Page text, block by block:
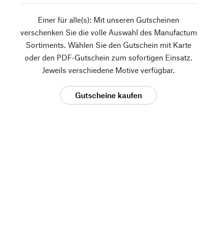
Einer für alle(s): Mit unseren Gutscheinen
verschenken Sie die volle Auswahl des Manufactum
Sortiments. Wählen Sie den Gutschein mit Karte
oder den PDF-Gutschein zum sofortigen Einsatz.
Jeweils verschiedene Motive verfügbar.
Gutscheine kaufen